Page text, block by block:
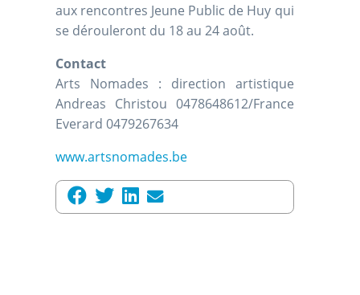
aux rencontres Jeune Public de Huy qui
se dérouleront du 18 au 24 août.
Contact
Arts Nomades : direction artistique
Andreas Christou 0478648612/France
Everard 0479267634
www.artsnomades.be